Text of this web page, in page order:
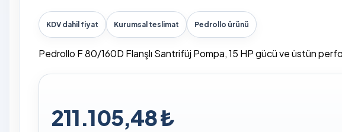
KDV dahil fiyat Kurumsal teslimat Pedrollo ürünü
Pedrollo F 80/160D Flanşlı Santrifüj Pompa, 15 HP gücü ve üstün
211.105,48 ₺